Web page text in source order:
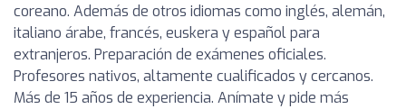
coreano. Además de otros idiomas como inglés, alemán,
italiano árabe, francés, euskera y español para
extranjeros. Preparación de exámenes oficiales.
Profesores nativos, altamente cualificados y cercanos.
Más de 15 años de experiencia. Anímate y pide más